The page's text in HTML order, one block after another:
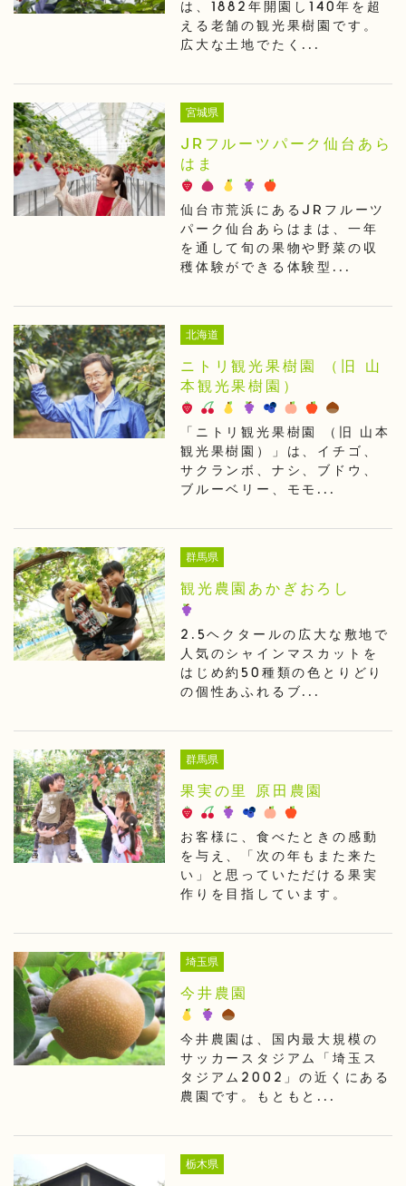
は、1882年開園し140年を超
える老舗の観光果樹園です。
広大な土地でたく...
宮城県
JRフルーツパーク仙台あら
はま
仙台市荒浜にあるJRフルーツ
パーク仙台あらはまは、一年
を通して旬の果物や野菜の収
穫体験ができる体験型...
北海道
ニトリ観光果樹園 （旧 山
本観光果樹園）
「ニトリ観光果樹園 （旧 山本
観光果樹園）」は、イチゴ、
サクランボ、ナシ、ブドウ、
ブルーベリー、モモ...
群馬県
観光農園あかぎおろし
2.5ヘクタールの広大な敷地で
人気のシャインマスカットを
はじめ約50種類の色とりどり
の個性あふれるブ...
群馬県
果実の里 原田農園
お客様に、食べたときの感動
を与え、「次の年もまた来た
い」と思っていただける果実
作りを目指しています。
埼玉県
今井農園
今井農園は、国内最大規模の
サッカースタジアム「埼玉ス
タジアム2002」の近くにある
農園です。もともと...
栃木県